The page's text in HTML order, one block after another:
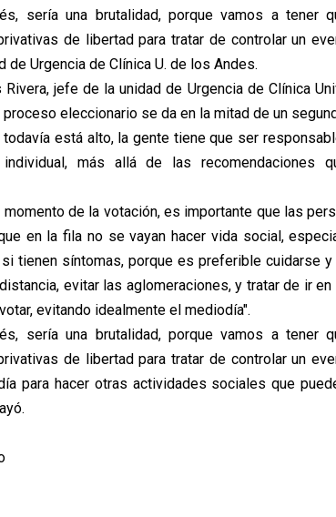
sería una brutalidad, porque vamos a tener
de libertad para tratar de controlar un
de Urgencia de Clínica U. de los Andes.
jefe de la unidad de Urgencia de Clínica
eleccionario se da en la mitad de un
está alto, la gente tiene que ser
más allá de las recomendaciones
de la votación, es importante que las
en la fila no se vayan hacer vida social,
tienen síntomas, porque es preferible cuidarse y
evitar las aglomeraciones, y tratar de ir
evitando idealmente el mediodía".
sería una brutalidad, porque vamos a tener
de libertad para tratar de controlar un
para hacer otras actividades sociales que